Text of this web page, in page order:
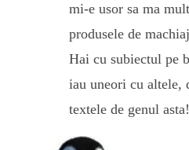
mi-e usor sa ma
produsele de
Hai cu subiectul pe
iau uneori cu altele,
textele de genul asta!